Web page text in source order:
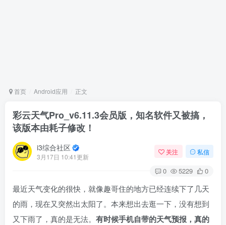
首页 Android应用 正文
彩云天气Pro_v6.11.3会员版，知名软件又被搞，
该版本由耗子修改！
i3综合社区
3月17日 10:41更新
关注 私信
0 5229 0
最近天气变化的很快，就像趣哥住的地方已经连续下了几天
的雨，现在又突然出太阳了。本来想出去逛一下，没有想到
又下雨了，真的是无法。 有时候手机自带的天气预报，真的